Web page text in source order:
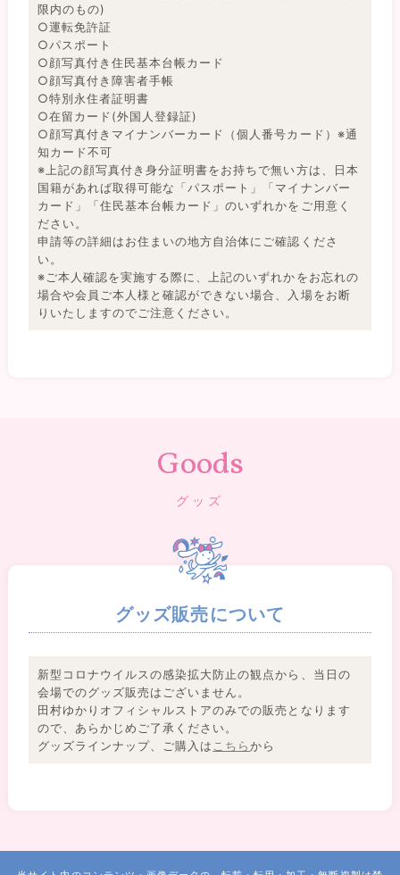
限内のもの)
○運転免許証
○パスポート
○顔写真付き住民基本台帳カード
○顔写真付き障害者手帳
○特別永住者証明書
○在留カード(外国人登録証)
○顔写真付きマイナンバーカード（個人番号カード）※通
知カード不可
※上記の顔写真付き身分証明書をお持ちで無い方は、日本
国籍があれば取得可能な「パスポート」「マイナンバー
カード」「住民基本台帳カード」のいずれかをご用意く
ださい。
申請等の詳細はお住まいの地方自治体にご確認くださ
い。
※ご本⼈確認を実施する際に、上記のいずれかをお忘れの
場合や会員ご本人様と確認ができない場合、入場をお断
りいたしますのでご注意ください。
Goods
グッズ
グッズ販売について
新型コロナウイルスの感染拡大防止の観点から、当日の
会場でのグッズ販売はございません。
田村ゆかりオフィシャルストアのみでの販売となります
ので、あらかじめご了承ください。
グッズラインナップ、ご購入は こちらから